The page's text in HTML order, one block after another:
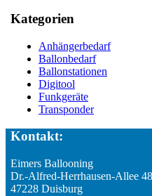
Kategorien
Anhängerbedarf
Ballonbedarf
Ballonstationen
Digitool
Funkgeräte
Transponder
Kontakt:
Eimers Ballooning
Dr.-Alfred-Herrhausen-Allee
47228 Duisburg